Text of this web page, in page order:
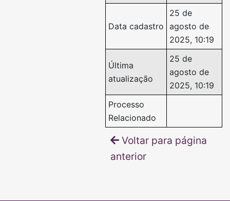
Data cadastro
25 de
agosto de
2025, 10:19
Última
atualização
25 de
agosto de
2025, 10:19
Processo
Relacionado
Voltar para página
anterior